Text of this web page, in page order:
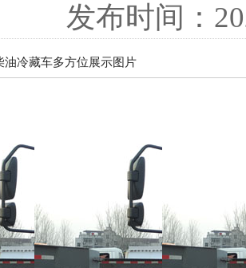
发布时间：
油冷藏车多方位展示图片